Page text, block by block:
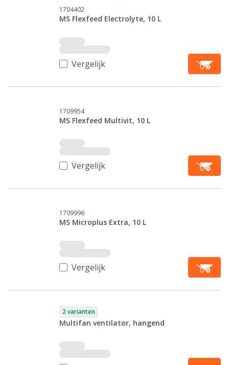
1704402
MS Flexfeed Electrolyte, 10 L
Vergelijk
1709954
MS Flexfeed Multivit, 10 L
Vergelijk
1709996
MS Microplus Extra, 10 L
Vergelijk
2 varianten
Multifan ventilator, hangend